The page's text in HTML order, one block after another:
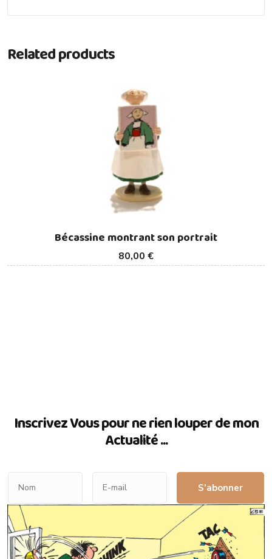
Related products
80,00 €
Bécassine montrant son portrait
Inscrivez Vous pour ne rien louper de mon
Actualité ...
S’abonner